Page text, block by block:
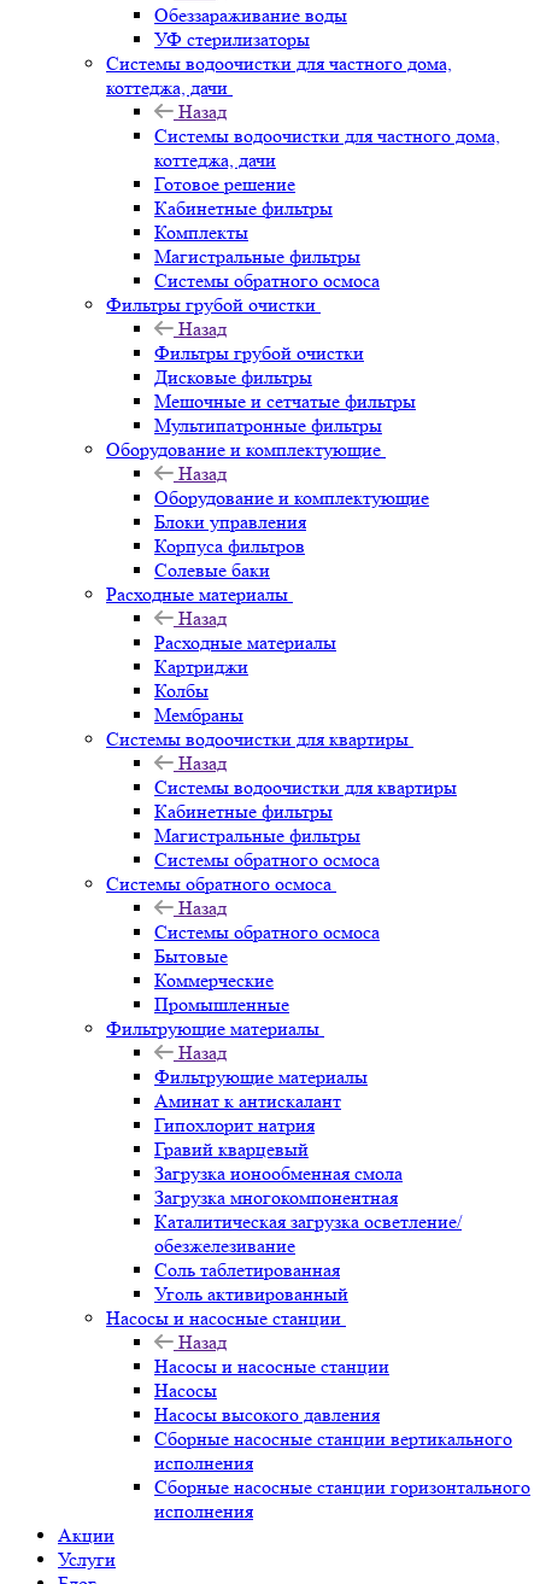
Обеззараживание воды
УФ стерилизаторы
Системы водоочистки для частного дома,
коттеджа, дачи
Назад
Системы водоочистки для частного дома,
коттеджа, дачи
Готовое решение
Кабинетные фильтры
Комплекты
Магистральные фильтры
Системы обратного осмоса
Фильтры грубой очистки
Назад
Фильтры грубой очистки
Дисковые фильтры
Мешочные и сетчатые фильтры
Мультипатронные фильтры
Оборудование и комплектующие
Назад
Оборудование и комплектующие
Блоки управления
Корпуса фильтров
Солевые баки
Расходные материалы
Назад
Расходные материалы
Картриджи
Колбы
Мембраны
Системы водоочистки для квартиры
Назад
Системы водоочистки для квартиры
Кабинетные фильтры
Магистральные фильтры
Системы обратного осмоса
Системы обратного осмоса
Назад
Системы обратного осмоса
Бытовые
Коммерческие
Промышленные
Фильтрующие материалы
Назад
Фильтрующие материалы
Аминат к антискалант
Гипохлорит натрия
Гравий кварцевый
Загрузка ионообменная смола
Загрузка многокомпонентная
Каталитическая загрузка осветление/
обезжелезивание
Соль таблетированная
Уголь активированный
Насосы и насосные станции
Назад
Насосы и насосные станции
Насосы
Насосы высокого давления
Сборные насосные станции вертикального
исполнения
Сборные насосные станции горизонтального
исполнения
Акции
Услуги